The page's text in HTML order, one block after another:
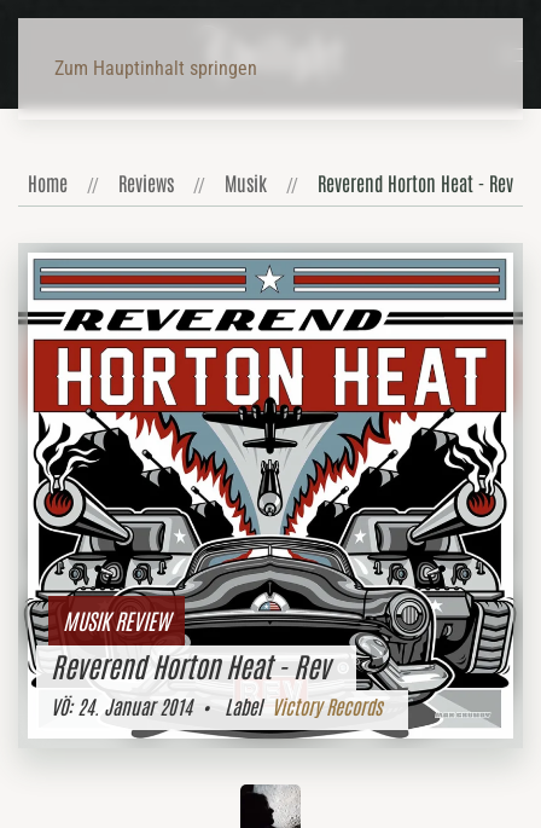
Zum Hauptinhalt springen
Home Reviews Musik Reverend Horton Heat - Rev
MUSIK REVIEW
Reverend Horton Heat - Rev
VÖ:24. Januar 2014• Label Victory Records